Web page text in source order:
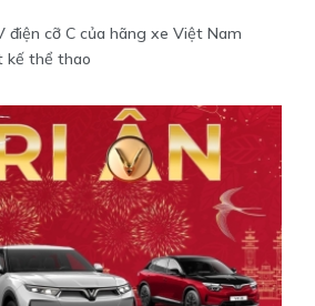
điện cỡ C của hãng xe Việt Nam
kế thể thao